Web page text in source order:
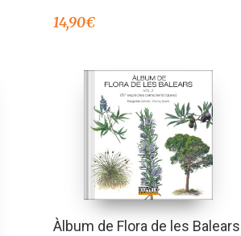
14,90€
Àlbum de Flora de les Balears